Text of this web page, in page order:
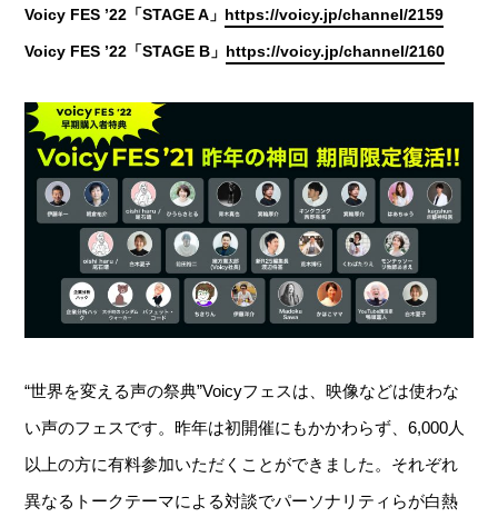
Voicy FES ’22「STAGE A」 https://voicy.jp/channel/2159
Voicy FES ’22「STAGE B」 https://voicy.jp/channel/2160
“世界を変える声の祭典”Voicyフェスは、映像などは使わな
い声のフェスです。昨年は初開催にもかかわらず、6,000人
以上の方に有料参加いただくことができました。それぞれ
異なるトークテーマによる対談でパーソナリティらが白熱